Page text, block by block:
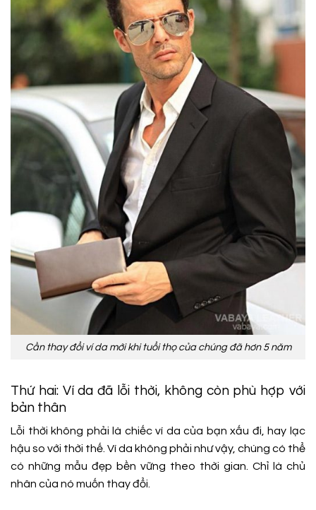
Cần thay đổi ví da mới khi tuổi thọ của chúng đã hơn 5 năm
Thứ hai: Ví da đã lỗi thời, không còn phù hợp với
bản thân
Lỗi thời không phải là chiếc ví da của bạn xấu đi, hay lạc
hậu so với thời thế. Ví da không phải như vậy, chúng có thể
có những mẫu đẹp bền vững theo thời gian. Chỉ là chủ
nhân của nó muốn thay đổi.